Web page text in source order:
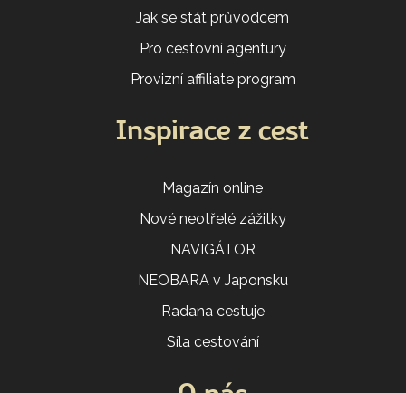
Jak se stát průvodcem
Pro cestovní agentury
Provizní affiliate program
Inspirace z cest
Magazín online
Nové neotřelé zážitky
NAVIGÁTOR
NEOBARA v Japonsku
Radana cestuje
Síla cestování